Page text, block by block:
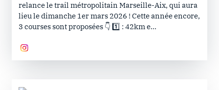
relance le trail métropolitain Marseille-Aix, qui aura
lieu le dimanche 1er mars 2026 ! Cette année encore,
3 courses sont proposées 👇 1️⃣ : 42km e...